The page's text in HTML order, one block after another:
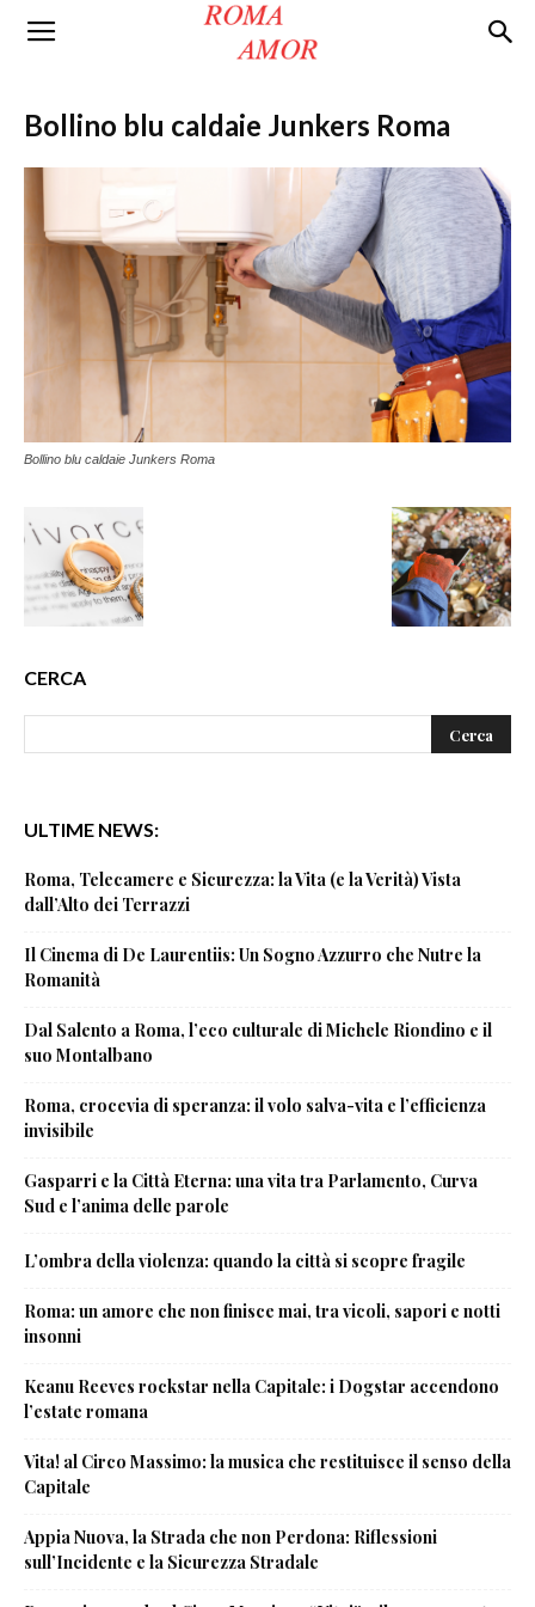
Roma
AmorBollino blu caldaie Junkers Roma
Bollino blu caldaie Junkers Roma
CERCA
ULTIME NEWS:
Roma, Telecamere e Sicurezza: la Vita (e la Verità) Vista
dall’Alto dei Terrazzi
Il Cinema di De Laurentiis: Un Sogno Azzurro che Nutre la
Romanità
Dal Salento a Roma, l’eco culturale di Michele Riondino e il
suo Montalbano
Roma, crocevia di speranza: il volo salva-vita e l’efficienza
invisibile
Gasparri e la Città Eterna: una vita tra Parlamento, Curva
Sud e l’anima delle parole
L’ombra della violenza: quando la città si scopre fragile
Roma: un amore che non finisce mai, tra vicoli, sapori e notti
insonni
Keanu Reeves rockstar nella Capitale: i Dogstar accendono
l’estate romana
Vita! al Circo Massimo: la musica che restituisce il senso della
Capitale
Appia Nuova, la Strada che non Perdona: Riflessioni
sull’Incidente e la Sicurezza Stradale